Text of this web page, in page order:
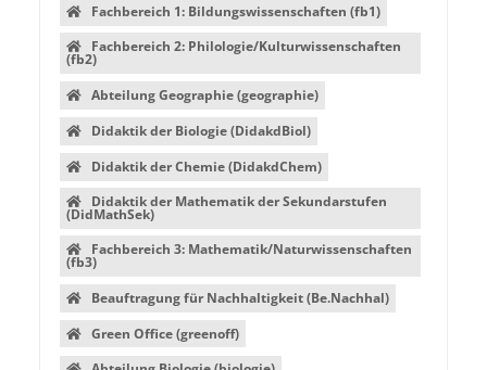
Fachbereich 1: Bildungswissenschaften (fb1)
Fachbereich 2: Philologie/Kulturwissenschaften
(fb2)
Abteilung Geographie (geographie)
Didaktik der Biologie (DidakdBiol)
Didaktik der Chemie (DidakdChem)
Didaktik der Mathematik der Sekundarstufen
(DidMathSek)
Fachbereich 3: Mathematik/Naturwissenschaften
(fb3)
Beauftragung für Nachhaltigkeit (Be.Nachhal)
Green Office (greenoff)